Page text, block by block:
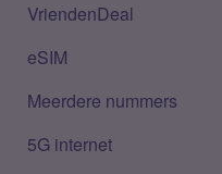
VriendenDeal
eSIM
Meerdere nummers
5G internet